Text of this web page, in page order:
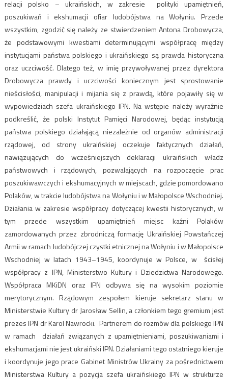
relacji polsko – ukraińskich, w zakresie polityki upamiętnień,
poszukiwań i ekshumacji ofiar ludobójstwa na Wołyniu. Przede
wszystkim, zgodzić się należy ze stwierdzeniem Antona Drobowycza,
że podstawowymi kwestiami determinującymi współpracę między
instytucjami państwa polskiego i ukraińskiego są prawda historyczna
oraz uczciwość. Dlatego też, w imię przywoływanej przez dyrektora
Drobowycza prawdy i uczciwości koniecznym jest sprostowanie
nieścisłości, manipulacji i mijania się z prawdą, które pojawiły się w
wypowiedziach szefa ukraińskiego IPN. Na wstępie należy wyraźnie
podkreślić, że polski Instytut Pamięci Narodowej, będąc instytucją
państwa polskiego działającą niezależnie od organów administracji
rządowej, od strony ukraińskiej oczekuje faktycznych działań,
nawiązujących do wcześniejszych deklaracji ukraińskich władz
państwowych i rządowych, pozwalających na rozpoczęcie prac
poszukiwawczych i ekshumacyjnych w miejscach, gdzie pomordowano
Polaków, w trakcie ludobójstwa na Wołyniu i w Małopolsce Wschodniej.
Działania w zakresie współpracy dotyczącej kwestii historycznych, w
tym przede wszystkim upamiętnień miejsc kaźni Polaków
zamordowanych przez zbrodniczą formację Ukraińskiej Powstańczej
Armii w ramach ludobójczej czystki etnicznej na Wołyniu i w Małopolsce
Wschodniej w latach 1943–1945, koordynuje w Polsce, w ścisłej
współpracy z IPN, Ministerstwo Kultury i Dziedzictwa Narodowego.
Współpraca MKiDN oraz IPN odbywa się na wysokim poziomie
merytorycznym. Rządowym zespołem kieruje sekretarz stanu w
Ministerstwie Kultury dr Jarosław Sellin, a członkiem tego gremium jest
prezes IPN dr Karol Nawrocki. Partnerem do rozmów dla polskiego IPN
w ramach działań związanych z upamiętnieniami, poszukiwaniami i
ekshumacjami nie jest ukraiński IPN. Działaniami tego ostatniego kieruje
i koordynuje jego prace Gabinet Ministrów Ukrainy za pośrednictwem
Ministerstwa Kultury a pozycja szefa ukraińskiego IPN w strukturze